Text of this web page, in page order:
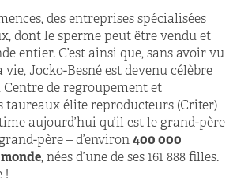
des entreprises spécialisées
dont le sperme peut être vendu et
entier. C’est ainsi que, sans avoir vu
vie, Jocko-Besné est devenu célèbre
Centre de regroupement et
taureaux élite reproducteurs (Criter)
aujourd’hui qu’il est le grand-père
père – d’environ 400 000
, nées d’une de ses 161 888 filles.
!